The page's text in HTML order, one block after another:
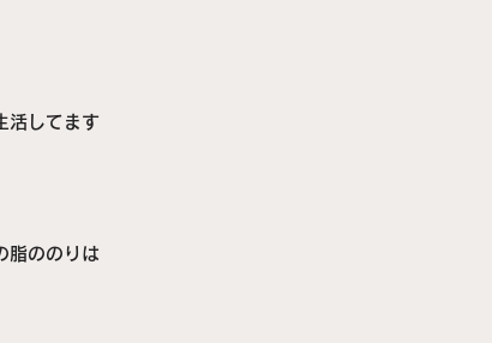
活してます
脂ののりは